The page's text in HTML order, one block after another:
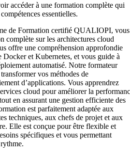
accéder à une formation complète qui
essentielles.
de Formation certifié QUALIOPI, vous
complète sur les architectures cloud
offre une compréhension approfondie
Docker et Kubernetes, et vous guide à
automatisé. Notre formateur
vos méthodes de
d’applications. Vous apprendrez
cloud pour améliorer la
en assurant une gestion efficiente des
est parfaitement adaptée aux
techniques, aux chefs de projet et aux
Elle est conçue pour être flexible et
spécifiques et vous permettant